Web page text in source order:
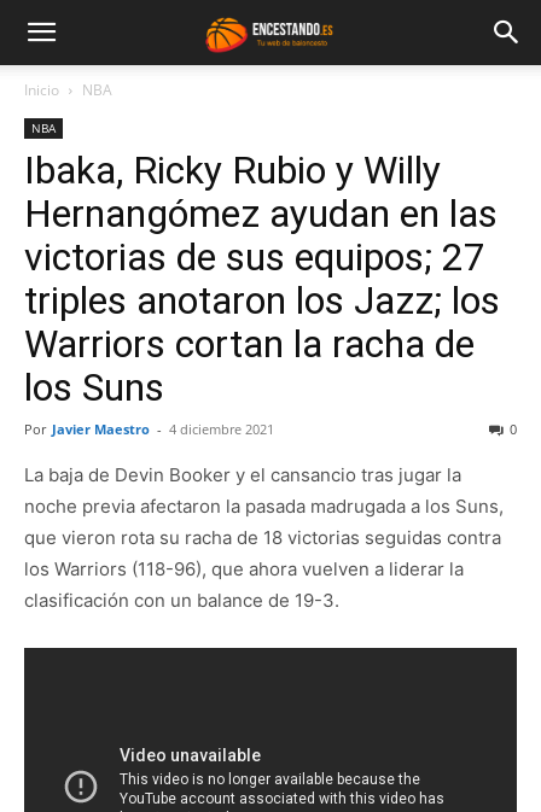
Inicio NBA
NBA
Ibaka, Ricky Rubio y Willy
Hernangómez ayudan en las
victorias de sus equipos; 27
triples anotaron los Jazz; los
Warriors cortan la racha de
los Suns
Por Javier Maestro - 4 diciembre 2021 0
La baja de Devin Booker y el cansancio tras jugar la
noche previa afectaron la pasada madrugada a los Suns,
que vieron rota su racha de 18 victorias seguidas contra
los Warriors (118-96), que ahora vuelven a liderar la
clasificación con un balance de 19-3.